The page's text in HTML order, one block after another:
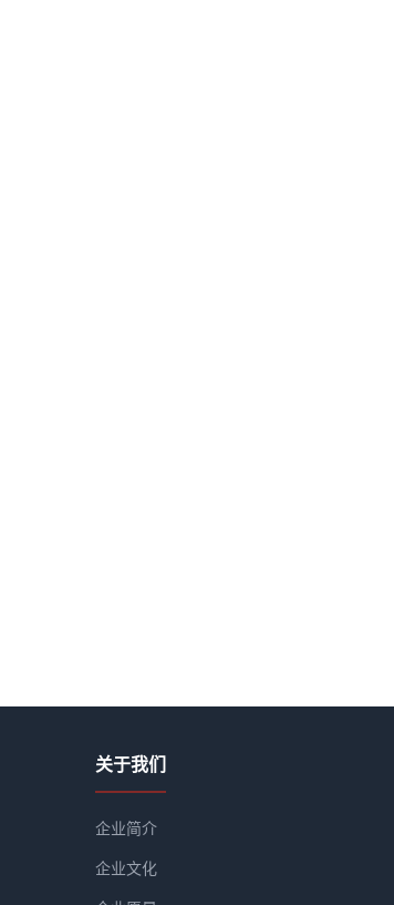
关于我们
企业简介
企业文化